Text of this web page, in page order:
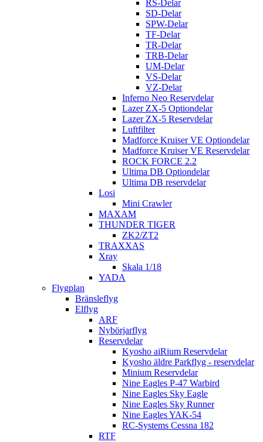
RS-Delar
SD-Delar
SPW-Delar
TF-Delar
TR-Delar
TRB-Delar
UM-Delar
VS-Delar
VZ-Delar
Inferno Neo Reservdelar
Lazer ZX-5 Optiondelar
Lazer ZX-5 Reservdelar
Luftfilter
Madforce Kruiser VE Optiondelar
Madforce Kruiser VE Reservdelar
ROCK FORCE 2.2
Ultima DB Optiondelar
Ultima DB reservdelar
Losi
Mini Crawler
MAXAM
THUNDER TIGER
ZK2/ZT2
TRAXXAS
Xray
Skala 1/18
YADA
Flygplan
Bränsleflyg
Elflyg
ARF
Nybörjarflyg
Reservdelar
Kyosho aiRium Reservdelar
Kyosho äldre Parkflyg - reservdelar
Minium Reservdelar
Nine Eagles P-47 Warbird
Nine Eagles Sky Eagle
Nine Eagles Sky Runner
Nine Eagles YAK-54
RC-Systems Cessna 182
RTF